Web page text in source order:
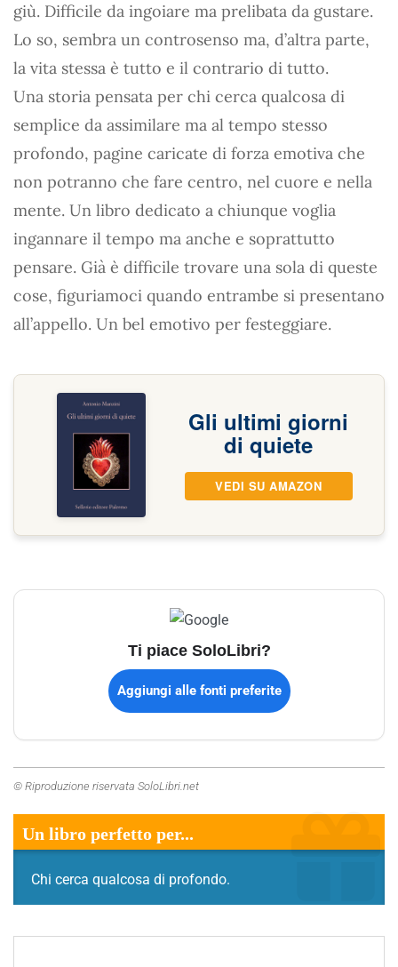
giù. Difficile da ingoiare ma prelibata da gustare.
Lo so, sembra un controsenso ma, d’altra parte,
la vita stessa è tutto e il contrario di tutto.
Una storia pensata per chi cerca qualcosa di
semplice da assimilare ma al tempo stesso
profondo, pagine caricate di forza emotiva che
non potranno che fare centro, nel cuore e nella
mente. Un libro dedicato a chiunque voglia
ingannare il tempo ma anche e soprattutto
pensare. Già è difficile trovare una sola di queste
cose, figuriamoci quando entrambe si presentano
all’appello. Un bel emotivo per festeggiare.
Gli ultimi giorni
di quiete
VEDI SU AMAZON
Ti piace SoloLibri?
Aggiungi alle fonti preferite
© Riproduzione riservata SoloLibri.net
Un libro perfetto per...
Chi cerca qualcosa di profondo.